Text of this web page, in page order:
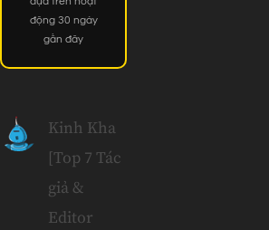
động 30 ngày
gần đây
Kinh Kha
[Top 7 Tác
giả &
Editor